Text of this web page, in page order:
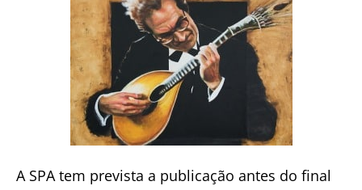
A SPA tem prevista a publicação antes do final